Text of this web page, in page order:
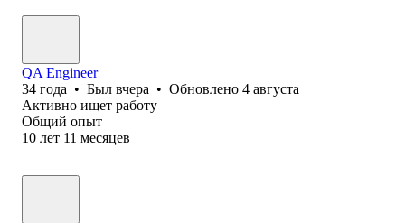
QA Engineer
34 года • Был вчера • Обновлено 4 августа
Активно ищет работу
Общий опыт
10 лет 11 месяцев